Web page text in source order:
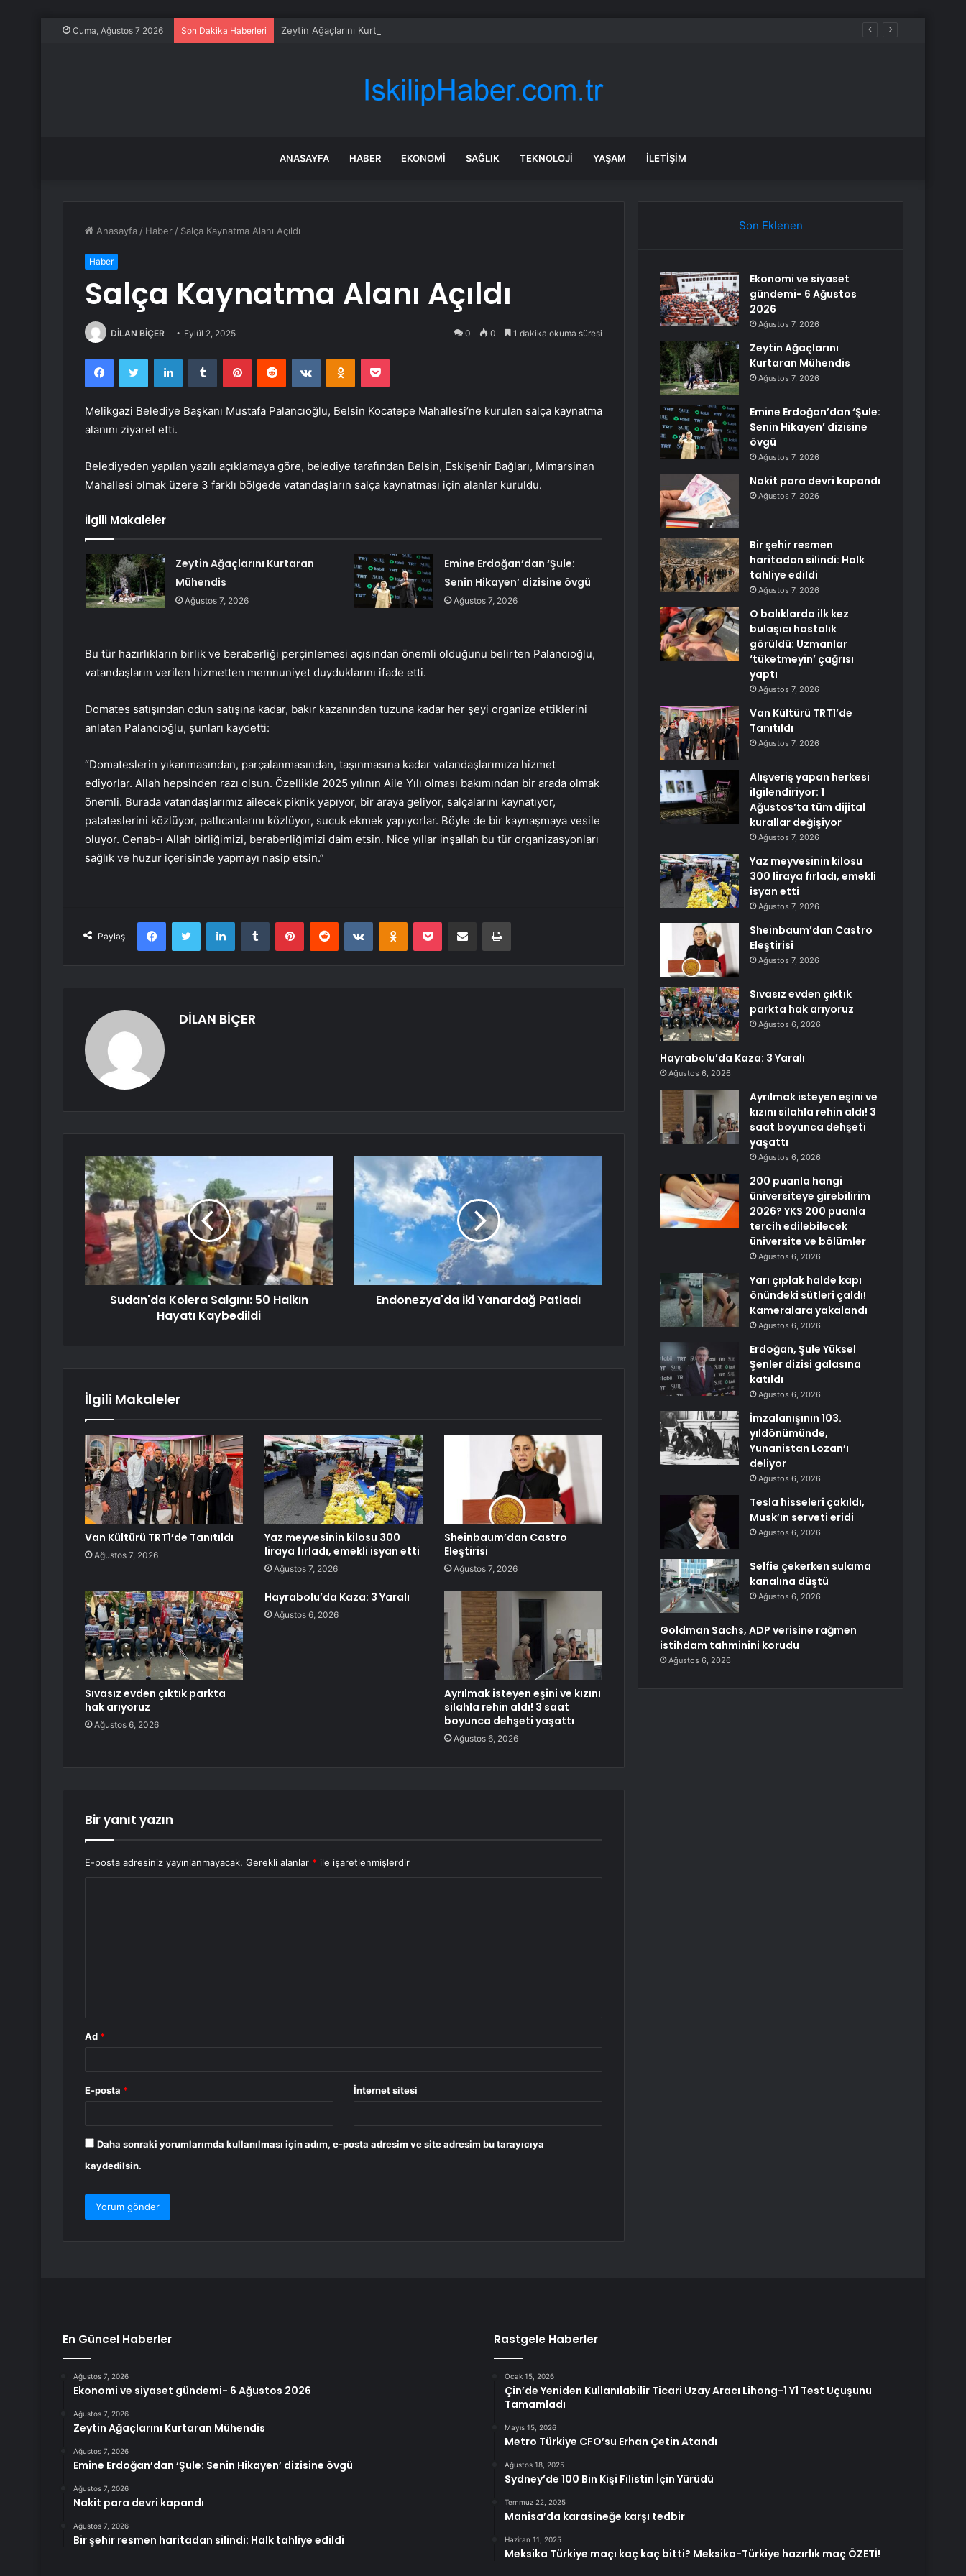
Cuma, Ağustos 7 2026 Son Dakika Haberleri Zeytin Ağaçlarını Kurtaran Mühendis
ANASAYFA HABER EKONOMI SAĞLIK TEKNOLOJI YAŞAM İLETIŞIM
Anasayfa / Haber / Salça Kaynatma Alanı Açıldı
Haber
Salça Kaynatma Alanı Açıldı
DİLAN BİÇER Eylül 2, 2025 0 0 1 dakika okuma süresi
FacebookTwitter LinkedInTumblr PinterestReddit VKontakteOdnoklassniki
Pocket
Melikgazi Belediye Başkanı Mustafa Palancıoğlu, Belsin Kocatepe Mahallesi’ne kurulan salça kaynatma
alanını ziyaret etti.
Belediyeden yapılan yazılı açıklamaya göre, belediye tarafından Belsin, Eskişehir Bağları, Mimarsinan
Mahallesi olmak üzere 3 farklı bölgede vatandaşların salça kaynatması için alanlar kuruldu.
İlgili Makaleler
Zeytin Ağaçlarını Kurtaran
Mühendis
Ağustos 7, 2026
Emine Erdoğan’dan ‘Şule:
Senin Hikayen’ dizisine övgü
Ağustos 7, 2026
Bu tür hazırlıkların birlik ve beraberliği perçinlemesi açısından önemli olduğunu belirten Palancıoğlu,
vatandaşların verilen hizmetten memnuniyet duyduklarını ifade etti.
Domates satışından odun satışına kadar, bakır kazanından tuzuna kadar her şeyi organize ettiklerini
anlatan Palancıoğlu, şunları kaydetti:
“Domateslerin yıkanmasından, parçalanmasından, taşınmasına kadar vatandaşlarımıza hizmet
ediyorlar. Allah hepsinden razı olsun. Özellikle 2025 yılının Aile Yılı olması bakımından bir arada olmak
önemli. Burada vatandaşlarımız ailecek piknik yapıyor, bir araya geliyor, salçalarını kaynatıyor,
patateslerini közlüyor, patlıcanlarını közlüyor, sucuk ekmek yapıyorlar. Böyle de bir kaynaşmaya vesile
oluyor. Cenab-ı Allah birliğimizi, beraberliğimizi daim etsin. Nice yıllar inşallah bu tür organizasyonları
sağlık ve huzur içerisinde yapmayı nasip etsin.”
Paylaş
FacebookTwitter LinkedInTumblr PinterestReddit VKontakteOdnoklassniki
Pocket E-Posta ile paylaş Yazdır
DİLAN BİÇER
Sudan'da Kolera Salgını: 50 Halkın
Hayatı Kaybedildi
Endonezya'da İki Yanardağ Patladı
İlgili Makaleler
Van Kültürü TRT1’de Tanıtıldı
Ağustos 7, 2026
Yaz meyvesinin kilosu 300
liraya fırladı, emekli isyan etti
Ağustos 7, 2026
Sheinbaum’dan Castro
Eleştirisi
Ağustos 7, 2026
Sıvasız evden çıktık parkta
hak arıyoruz
Ağustos 6, 2026
Hayrabolu’da Kaza: 3 Yaralı
Ağustos 6, 2026
Ayrılmak isteyen eşini ve kızını
silahla rehin aldı! 3 saat
boyunca dehşeti yaşattı
Ağustos 6, 2026
Bir yanıt yazın
E-posta adresiniz yayınlanmayacak. Gerekli alanlar * ile işaretlenmişlerdir
Ad *
E-posta * İnternet sitesi
Daha sonraki yorumlarımda kullanılması için adım, e-posta adresim ve site adresim bu tarayıcıya
kaydedilsin.
Son Eklenen
Ekonomi ve siyaset
gündemi- 6 Ağustos
2026
Ağustos 7, 2026
Zeytin Ağaçlarını
Kurtaran Mühendis
Ağustos 7, 2026
Emine Erdoğan’dan ‘Şule:
Senin Hikayen’ dizisine
övgü
Ağustos 7, 2026
Nakit para devri kapandı
Ağustos 7, 2026
Bir şehir resmen
haritadan silindi: Halk
tahliye edildi
Ağustos 7, 2026
O balıklarda ilk kez
bulaşıcı hastalık
görüldü: Uzmanlar
‘tüketmeyin’ çağrısı
yaptı
Ağustos 7, 2026
Van Kültürü TRT1’de
Tanıtıldı
Ağustos 7, 2026
Alışveriş yapan herkesi
ilgilendiriyor: 1
Ağustos’ta tüm dijital
kurallar değişiyor
Ağustos 7, 2026
Yaz meyvesinin kilosu
300 liraya fırladı, emekli
isyan etti
Ağustos 7, 2026
Sheinbaum’dan Castro
Eleştirisi
Ağustos 7, 2026
Sıvasız evden çıktık
parkta hak arıyoruz
Ağustos 6, 2026
Hayrabolu’da Kaza: 3 Yaralı
Ağustos 6, 2026
Ayrılmak isteyen eşini ve
kızını silahla rehin aldı! 3
saat boyunca dehşeti
yaşattı
Ağustos 6, 2026
200 puanla hangi
üniversiteye girebilirim
2026? YKS 200 puanla
tercih edilebilecek
üniversite ve bölümler
Ağustos 6, 2026
Yarı çıplak halde kapı
önündeki sütleri çaldı!
Kameralara yakalandı
Ağustos 6, 2026
Erdoğan, Şule Yüksel
Şenler dizisi galasına
katıldı
Ağustos 6, 2026
İmzalanışının 103.
yıldönümünde,
Yunanistan Lozan’ı
deliyor
Ağustos 6, 2026
Tesla hisseleri çakıldı,
Musk’ın serveti eridi
Ağustos 6, 2026
Selfie çekerken sulama
kanalına düştü
Ağustos 6, 2026
Goldman Sachs, ADP verisine rağmen
istihdam tahminini korudu
Ağustos 6, 2026
En Güncel Haberler
Ağustos 7, 2026
Ekonomi ve siyaset gündemi- 6 Ağustos 2026
Ağustos 7, 2026
Zeytin Ağaçlarını Kurtaran Mühendis
Ağustos 7, 2026
Emine Erdoğan’dan ‘Şule: Senin Hikayen’ dizisine övgü
Ağustos 7, 2026
Nakit para devri kapandı
Ağustos 7, 2026
Bir şehir resmen haritadan silindi: Halk tahliye edildi
Rastgele Haberler
Ocak 15, 2026
Çin’de Yeniden Kullanılabilir Ticari Uzay Aracı Lihong-1 Y1 Test Uçuşunu
Tamamladı
Mayıs 15, 2026
Metro Türkiye CFO’su Erhan Çetin Atandı
Ağustos 18, 2025
Sydney’de 100 Bin Kişi Filistin İçin Yürüdü
Temmuz 22, 2025
Manisa’da karasineğe karşı tedbir
Haziran 11, 2025
Meksika Türkiye maçı kaç kaç bitti? Meksika-Türkiye hazırlık maç ÖZETİ!